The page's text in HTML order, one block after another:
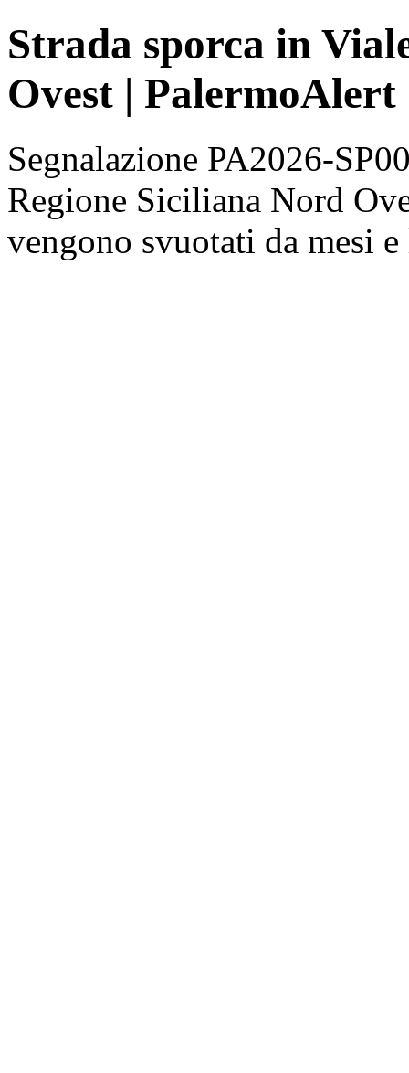
Strada sporca in
Ovest | PalermoAlert
Segnalazione PA2026-
Regione Siciliana Nord
vengono svuotati da mesi